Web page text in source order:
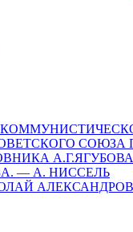
СОЮЗА
А.Г.ЯГУБОВА
— А. НИССЕЛЬ